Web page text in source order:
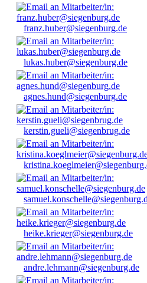
franz.huber@siegenburg.de
lukas.huber@siegenburg.de
agnes.hund@siegenburg.de
kerstin.gueli@siegenbrug.de
heike.krieger@siegenburg.de
andre.lehmann@siegenburg.de